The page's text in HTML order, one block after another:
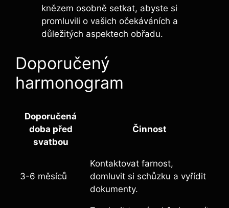
knězem osobně setkat, abyste si
promluvili o vašich očekáváních a
důležitých aspektech obřadu.
Doporučený
harmonogram
Doporučená
doba před
svatbou
Činnost
3-6 měsíců
Kontaktovat farnost,
domluvit si schůzku a vyřídit
dokumenty.